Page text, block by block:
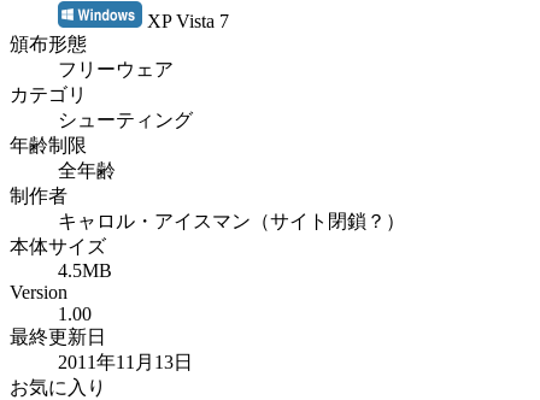
XP Vista 7
頒布形態
フリーウェア
カテゴリ
シューティング
年齢制限
全年齢
制作者
キャロル・アイスマン（サイト閉鎖？）
本体サイズ
4.5MB
Version
1.00
最終更新日
2011年11月13日
お気に入り